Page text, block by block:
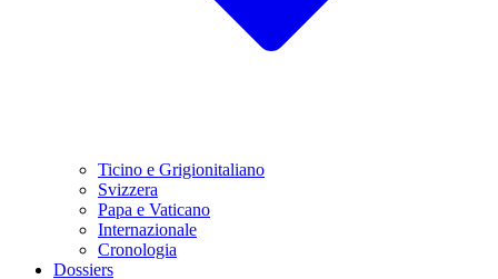
Ticino e Grigionitaliano
Svizzera
Papa e Vaticano
Internazionale
Cronologia
Dossiers